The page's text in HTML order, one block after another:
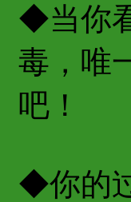
◆当你
毒，唯
吧！
◆你的